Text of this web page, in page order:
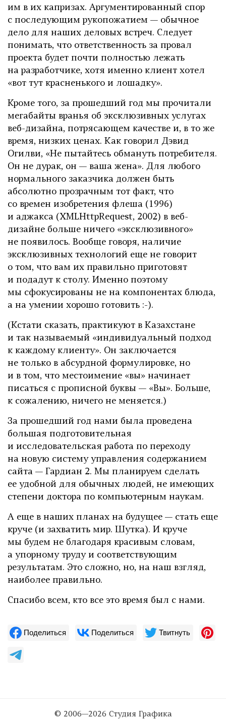
им в их капризах. Аргументированный спор
с последующим рукопожатием — обычное
дело для наших деловых встреч. Следует
понимать, что ответственность за провал
проекта будет почти полностью лежать
на разработчике, хотя именно клиент хотел
«вот тут красненького и лошадку».
Кроме того, за прошедший год мы прочитали
мегабайты вранья об эксклюзивных услугах
веб-дизайна, потрясающем качестве и, в то же
время, низких ценах. Как говорил Дэвид
Огилви, «Не пытайтесь обмануть потребителя.
Он не дурак, он — ваша жена». Для любого
нормального заказчика должен быть
абсолютно прозрачным тот факт, что
со времен изобретения флеша (1996)
и аджакса (XMLHttpRequest, 2002) в веб-
дизайне больше ничего «эксклюзивного»
не появилось. Вообще говоря, наличие
эксклюзивных технологий еще не говорит
о том, что вам их правильно приготовят
и подадут к столу. Именно поэтому
мы сфокусированы не на компонентах блюда,
а на умении хорошо готовить :-).
(Кстати сказать, практикуют в Казахстане
и так называемый «индивидуальный подход
к каждому клиенту». Он заключается
не только в абсурдной формулировке, но
и в том, что местоимение «вы» начинает
писаться с прописной буквы — «Вы». Больше,
к сожалению, ничего не меняется.)
За прошедший год нами была проведена
большая подготовительная
и исследовательская работа по переходу
на новую систему управления содержанием
сайта — Гардиан 2. Мы планируем сделать
ее удобной для обычных людей, не имеющих
степени доктора по компьютерным наукам.
А еще в наших планах на будущее — стать еще
круче (и захватить мир. Шутка). И круче
мы будем не благодаря красивым словам,
а упорному труду и соответствующим
результатам. Это сложно, но, на наш взгляд,
наиболее правильно.
Спасибо всем, кто все это время был с нами.
Поделиться Поделиться Твитнуть
© 2006—2026 Студия Графика